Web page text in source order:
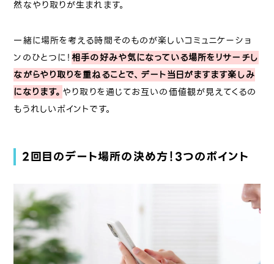
然なやり取りが生まれます。
一緒に場所を考える時間そのものが楽しいコミュニケーショ
ンのひとつに！相手の好みや気になっている場所をリサーチし
ながらやり取りを重ねることで、デート当日がますます楽しみ
になります。 やり取りを通じてお互いの価値観が見えてくるの
もうれしいポイントです。
2回目のデート場所の決め方！3つのポイント